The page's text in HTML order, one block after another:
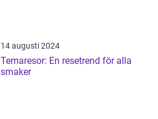
14 augusti 2024
Temaresor: En resetrend för alla
smaker